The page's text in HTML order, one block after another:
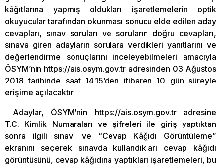
kâğıtlarına yapmış oldukları işaretlemelerin optik
okuyucular tarafından okunması sonucu elde edilen aday
cevapları, sınav soruları ve soruların doğru cevapları,
sınava giren adayların sorulara verdikleri yanıtlarını ve
değerlendirme sonuçlarını inceleyebilmeleri amacıyla
ÖSYM’nin https://ais.osym.gov.tr adresinden 03 Ağustos
2018 tarihinde saat 14.15’den itibaren 10 gün süreyle
erişime açılacaktır.
Adaylar, ÖSYM’nin https://ais.osym.gov.tr adresine
T.C. Kimlik Numaraları ve şifreleri ile giriş yaptıktan
sonra ilgili sınavı ve “Cevap Kâğıdı Görüntüleme”
ekranını seçerek sınavda kullandıkları cevap kâğıdı
görüntüsünü, cevap kâğıdına yaptıkları işaretlemeleri, bu